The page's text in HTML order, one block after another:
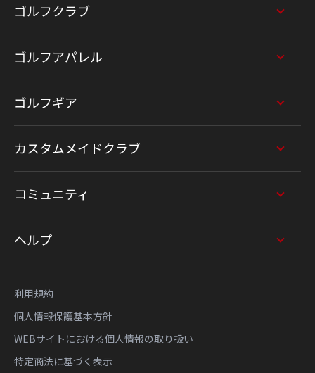
ゴルフクラブ
ゴルフアパレル
ゴルフギア
カスタムメイドクラブ
コミュニティ
ヘルプ
利用規約
個人情報保護基本方針
WEBサイトにおける個人情報の取り扱い
特定商法に基づく表示